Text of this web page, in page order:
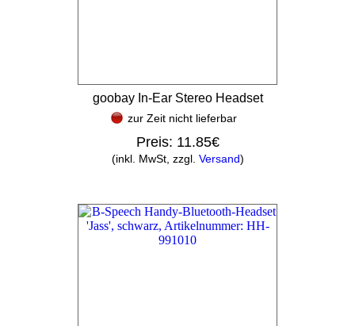
goobay In-Ear Stereo Headset
zur Zeit nicht lieferbar
Preis: 11.85€
(inkl. MwSt, zzgl. Versand)